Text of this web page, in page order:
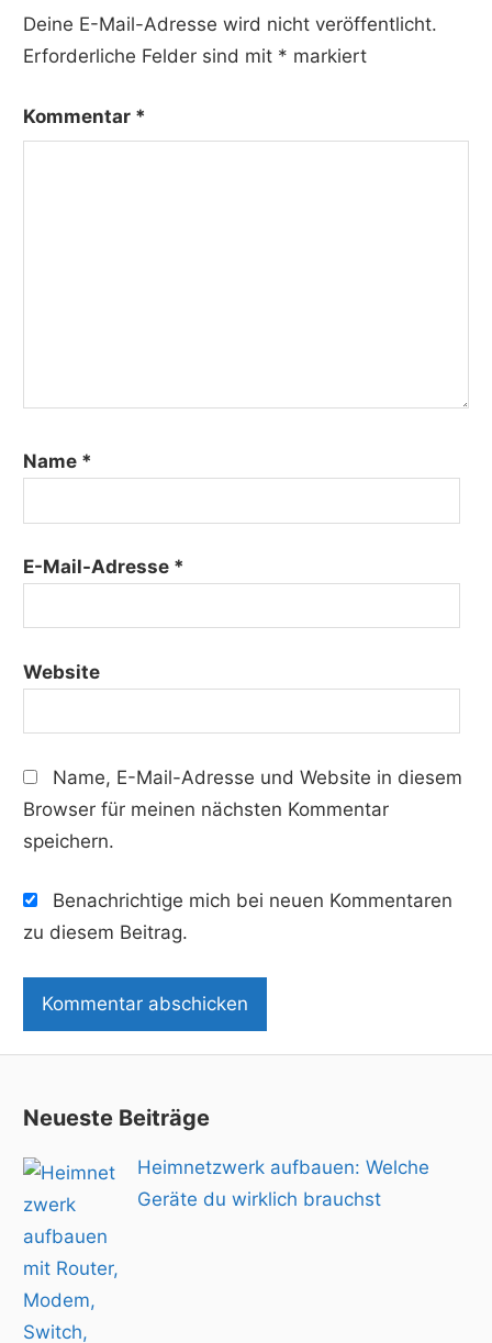
Deine E-Mail-Adresse wird nicht veröffentlicht.
Erforderliche Felder sind mit * markiert
Kommentar *
Name *
E-Mail-Adresse *
Website
Name, E-Mail-Adresse und Website in diesem
Browser für meinen nächsten Kommentar
speichern.
Benachrichtige mich bei neuen Kommentaren
zu diesem Beitrag.
Neueste Beiträge
Heimnetzwerk aufbauen: Welche
Geräte du wirklich brauchst